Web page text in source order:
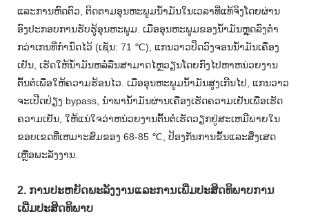
ແລະການຫົດຕົວ, ຕິດຕາມອຸນຫະພູມນ້ໍາມັນໃນເວລາທີ່ແທ້ຈິງໂດຍຜ່ານ
ອົງປະກອບການຮັບຮູ້ອຸນຫະພູມ. ເມື່ອອຸນຫະພູມຂອງນ້ໍາມັນຫຼຸດລົງຕໍ່າ
ກວ່າເກນທີ່ກໍານົດໄວ້ (ເຊັ່ນ: 71 ℃), ແກນວາວປິດວົງຈອນນ້ໍາມັນເຄື່ອງ
ເຢັນ, ເຮັດໃຫ້ນ້ໍາມັນຫລໍ່ລື່ນສາມາດໄຫຼວຽນໂດຍກົງໄປຫາຫນ່ວຍງານ
ຕົ້ນຕໍເພື່ອໃຫ້ຄວາມຮ້ອນໄວ. ເມື່ອອຸນຫະພູມນ້ໍາມັນສູງເກີນໄປ, ແກນວາວ
ຈະເປີດປ່ຽງ bypass, ນໍາພານ້ໍາມັນຜ່ານເຄື່ອງເຮັດຄວາມເຢັນເພື່ອເຮັດ
ຄວາມເຢັນ, ໃຫ້ແນ່ໃຈວ່າຫນ່ວຍງານຕົ້ນຕໍເຮັດວຽກຢູ່ສະເຫມີພາຍໃນ
ຂອບເຂດທີ່ເຫມາະສົມຂອງ 68-85 ℃, ປ້ອງກັນການຂົ້ນແລະສິ່ງເສດ
ເຫຼືອພະລັງງານ.
2. ການປະຫຍັດພະລັງງານແລະການເພີ່ມປະສິດທິພາບການ
ເພີ່ມປະສິດທິພາບ